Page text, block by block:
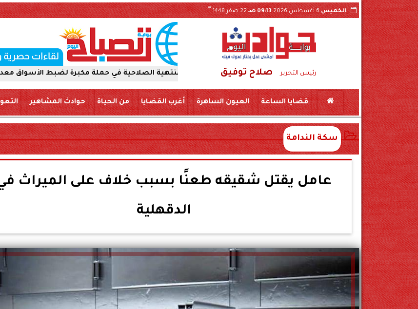
الخميس6 أغسطس 2026 09:13 صـ 22 صفر 1448
هـ
رئيس التحرير صلاح توفيق
ضبط لحوم منتهية الصلاحية في حملة مكبرة لضبط الأسواق معدة للبيع فيديو الواقعة بسوهاج
قضايا الساعة العيون الساهرة أغرب القضايا من الحياة حوادث المشاهير
سكة الندامة
عامل يقتل شقيقه طعنًا بسبب خلاف على الميراث
الدقهلية